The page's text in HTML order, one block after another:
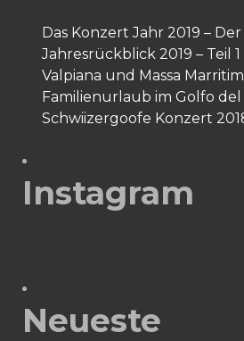
Das Konzert Jahr 2019 –
Jahresrückblick 2019 – Teil 1
Valpiana und Massa
Familienurlaub im Golfo del
Schwiizergoofe Konzert
Instagram
Neueste